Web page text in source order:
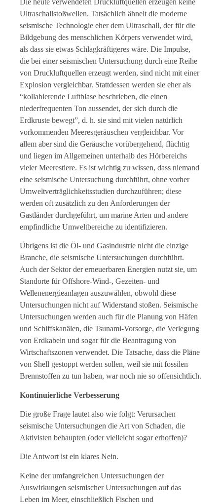
Die heute verwendeten Druckluftquellen erzeugen keine
Ultraschallstoßwellen. Tatsächlich ähnelt die moderne
seismische Technologie eher dem Ultraschall, der für die
Bildgebung des menschlichen Körpers verwendet wird,
als dass sie etwas Schlagkräftigeres wäre. Die Impulse,
die bei einer seismischen Untersuchung durch eine Reihe
von Druckluftquellen erzeugt werden, sind nicht mit einer
Explosion vergleichbar. Stattdessen werden sie eher als
“kollabierende Luftblase beschrieben, die einen
niederfrequenten Ton aussendet, der sich durch die
Erdkruste bewegt”, d. h. sie sind mit vielen natürlich
vorkommenden Meeresgeräuschen vergleichbar. Vor
allem aber sind die Geräusche vorübergehend, flüchtig
und liegen im Allgemeinen unterhalb des Hörbereichs
vieler Meerestiere. Es ist wichtig zu wissen, dass niemand
eine seismische Untersuchung durchführt, ohne vorher
Umweltverträglichkeitsstudien durchzuführen; diese
werden oft zusätzlich zu den Anforderungen der
Gastländer durchgeführt, um marine Arten und andere
empfindliche Umweltbereiche zu identifizieren.
Übrigens ist die Öl- und Gasindustrie nicht die einzige
Branche, die seismische Untersuchungen durchführt.
Auch der Sektor der erneuerbaren Energien nutzt sie, um
Standorte für Offshore-Wind-, Gezeiten- und
Wellenenergieanlagen auszuwählen, obwohl diese
Untersuchungen nicht auf Widerstand stoßen. Seismische
Untersuchungen werden auch für die Planung von Häfen
und Schiffskanälen, die Tsunami-Vorsorge, die Verlegung
von Erdkabeln und sogar für die Beantragung von
Wirtschaftszonen verwendet. Die Tatsache, dass die Pläne
von Shell gestoppt werden sollen, weil sie mit fossilen
Brennstoffen zu tun haben, war noch nie so offensichtlich.
Kontinuierliche Verbesserung
Die große Frage lautet also wie folgt: Verursachen
seismische Untersuchungen die Art von Schaden, die
Aktivisten behaupten (oder vielleicht sogar erhoffen)?
Die Antwort ist ein klares Nein.
Keine der umfangreichen Untersuchungen der
Auswirkungen seismischer Untersuchungen auf das
Leben im Meer, einschließlich Fischen und